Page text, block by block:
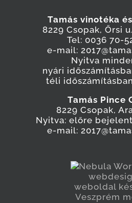
Tamás vinotéka
8229 Csopak, Őrsi
Tel: 0036 70-
e-mail:
Nyitva
nyári
téli
Tamás Pince
8229 Csopak,
Nyitva: előre
e-mail: